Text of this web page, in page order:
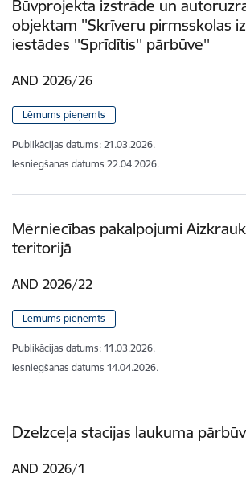
Būvprojekta izstrāde un
objektam ''Skrīveru pirmsskolas
iestādes ''Sprīdītis'' pārbūve''
AND 2026/26
Lēmums pieņemts
Publikācijas datums: 21.03.2026.
Iesniegšanas datums 22.04.2026.
Mērniecības pakalpojumi
teritorijā
AND 2026/22
Lēmums pieņemts
Publikācijas datums: 11.03.2026.
Iesniegšanas datums 14.04.2026.
Dzelzceļa stacijas laukuma
AND 2026/1